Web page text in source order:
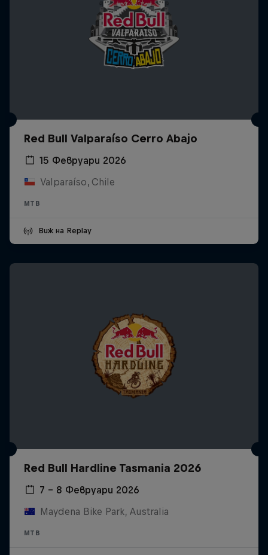
Red Bull Valparaíso Cerro Abajo
15 Февруари 2026
Valparaíso, Chile
MTB
Виж на Replay
Red Bull Hardline Tasmania 2026
7 – 8 Февруари 2026
Maydena Bike Park, Australia
MTB